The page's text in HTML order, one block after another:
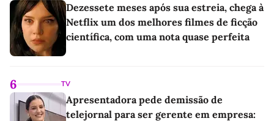
Dezessete meses após sua estreia, chega à
Netflix um dos melhores filmes de ficção
científica, com uma nota quase perfeita
6 TV
Apresentadora pede demissão de
telejornal para ser gerente em empresa: